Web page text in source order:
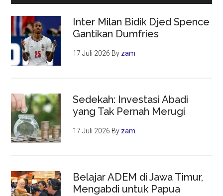
Inter Milan Bidik Djed Spence
Gantikan Dumfries
17 Juli 2026 By zam
Sedekah: Investasi Abadi
yang Tak Pernah Merugi
17 Juli 2026 By zam
Belajar ADEM di Jawa Timur,
Mengabdi untuk Papua